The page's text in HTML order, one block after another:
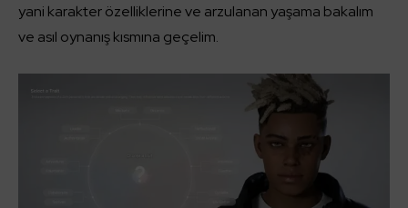
yani karakter özelliklerine ve arzulanan yaşama bakalım
ve asıl oynanış kısmına geçelim.